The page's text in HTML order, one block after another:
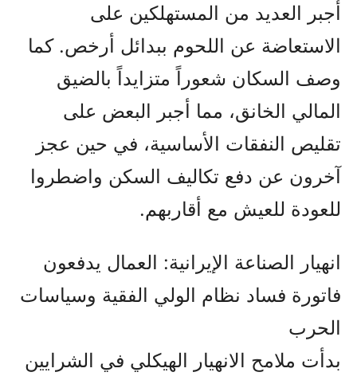
أُجبر العديد من المستهلكين على
الاستعاضة عن اللحوم ببدائل أرخص. كما
وصف السكان شعوراً متزايداً بالضيق
المالي الخانق، مما أجبر البعض على
تقليص النفقات الأساسية، في حين عجز
آخرون عن دفع تكاليف السكن واضطروا
للعودة للعيش مع أقاربهم.
انهيار الصناعة الإيرانية: العمال يدفعون
فاتورة فساد نظام الولي الفقیة وسياسات
الحرب
بدأت ملامح الانهيار الهيكلي في الشرايين